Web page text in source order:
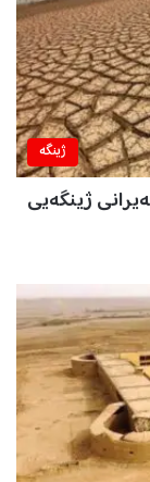
ژینگه‌
ژینگەیی